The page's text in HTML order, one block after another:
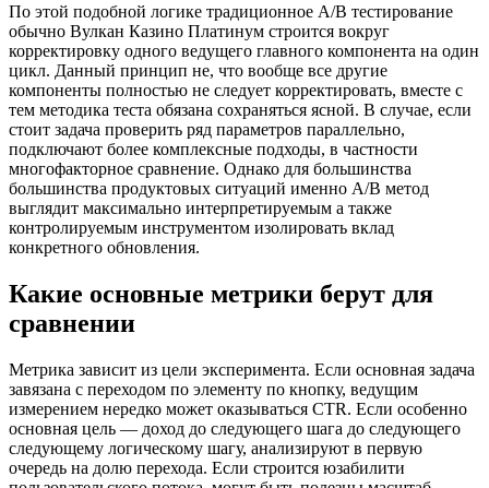
По этой подобной логике традиционное A/B тестирование
обычно Вулкан Казино Платинум строится вокруг
корректировку одного ведущего главного компонента на один
цикл. Данный принцип не, что вообще все другие
компоненты полностью не следует корректировать, вместе с
тем методика теста обязана сохраняться ясной. В случае, если
стоит задача проверить ряд параметров параллельно,
подключают более комплексные подходы, в частности
многофакторное сравнение. Однако для большинства
большинства продуктовых ситуаций именно A/B метод
выглядит максимально интерпретируемым а также
контролируемым инструментом изолировать вклад
конкретного обновления.
Какие основные метрики берут для
сравнении
Метрика зависит из цели эксперимента. Если основная задача
завязана с переходом по элементу по кнопку, ведущим
измерением нередко может оказываться CTR. Если особенно
основная цель — доход до следующего шага до следующего
следующему логическому шагу, анализируют в первую
очередь на долю перехода. Если строится юзабилити